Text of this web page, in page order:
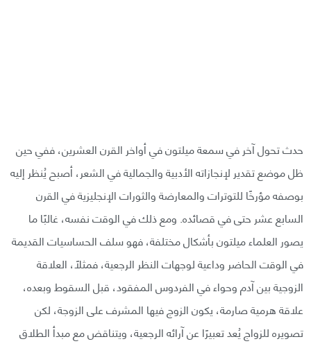
حدث تحول آخر في سمعة ميلتون في أواخر القرن العشرين، ففي حين
ظل موضع تقدير لإنجازاته الأدبية والجمالية في الشعر، أصبح يُنظر إليه
بوصفه مؤرخًا للتوترات والمعارضة والثورات الإنجليزية في القرن
السابع عشر حتى في قصائده. ومع ذلك في الوقت نفسه، غالبًا ما
يصور العلماء ميلتون بأشكال مختلفة، فهو سلف الحساسيات القديمة
في الوقت الحاضر وداعية لوجهات النظر الرجعية، فمثلًا، العلاقة
الزوجية بين آدم وحواء في الفردوس المفقود، قبل السقوط وبعده،
علاقة هرمية صارمة، يكون الزوج فيها المشرف على الزوجة، لكن
تصويره للزواج يُعد تعبيرًا عن آرائه الرجعية، ويتناقض مع مبدأ الطلاق